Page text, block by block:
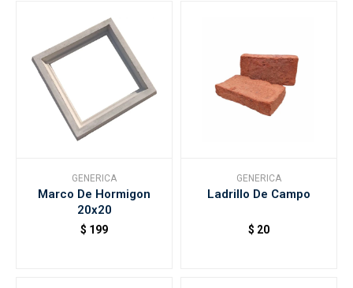
GENERICA
Marco De Hormigon
20x20
$ 199
GENERICA
Ladrillo De Campo
$ 20